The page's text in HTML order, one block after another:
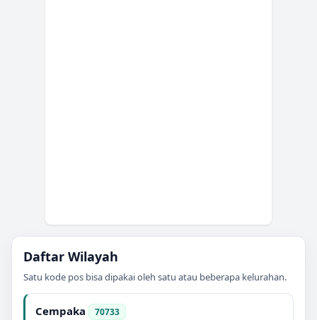
Daftar Wilayah
Satu kode pos bisa dipakai oleh satu atau beberapa kelurahan.
Cempaka 70733